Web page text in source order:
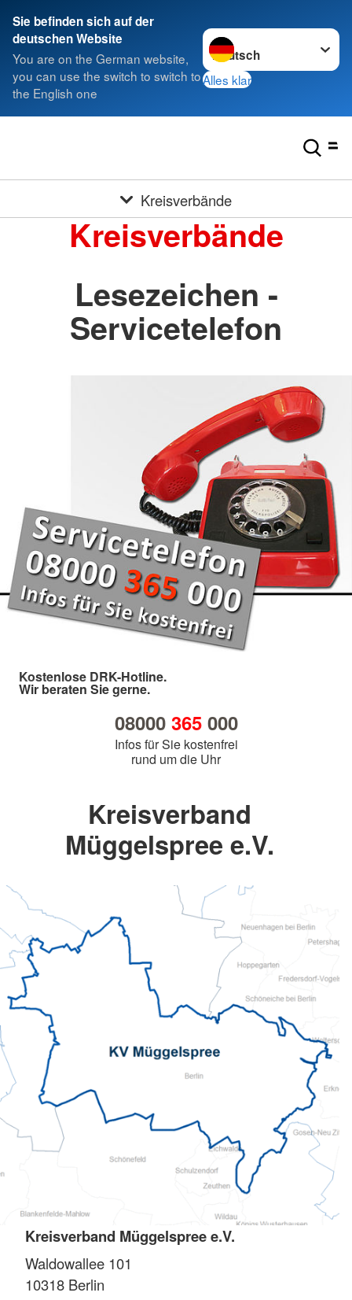
Sie befinden sich auf der
deutschen Website
You are on the German website,
you can use the switch to switch to
the English one
Sprache wechseln zu
Alles klar
Kreisverbände
Kreisverbände
Lesezeichen -
Servicetelefon
Kostenlose DRK-Hotline.
Wir beraten Sie gerne.
08000 365000
Infos für Sie kostenfrei
rund um die Uhr
Kreisverband
Müggelspree e.V.
Kreisverband Müggelspree e.V.
Waldowallee 101
10318 Berlin